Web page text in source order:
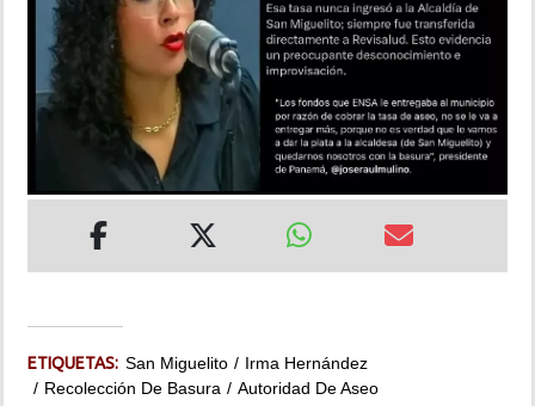
INSÓLITAS
IMPRESO
ETIQUETAS: San Miguelito
Irma Hernández
Recolección De Basura
Autoridad De Aseo